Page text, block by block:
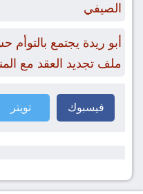
الصيفي
أبو ريدة يجتمع
ملف تجديد العقد مع
فيسبوك تويتر